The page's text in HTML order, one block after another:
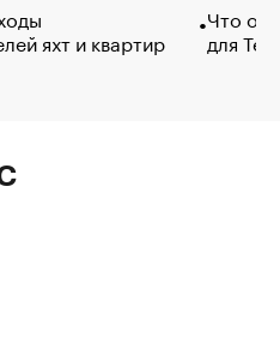
яхт и квартир
Что
для